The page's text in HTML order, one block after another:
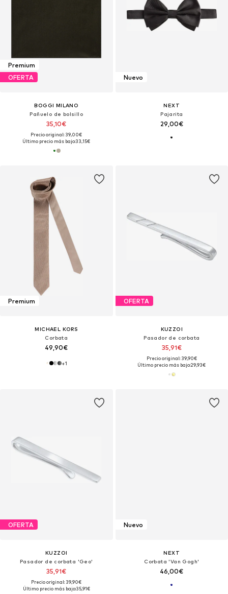
Premium
OFERTA
BOGGI MILANO
Pañuelo de bolsillo
35,10€
Precio original: 39,00€
Último precio más bajo:33,15€
Nuevo
NEXT
Pajarita
29,00€
Premium
MICHAEL KORS
Corbata
49,90€
+1
OFERTA
KUZZOI
Pasador de corbata
35,91€
Precio original: 39,90€
Último precio más bajo:29,93€
OFERTA
KUZZOI
Pasador de corbata 'Geo'
35,91€
Precio original: 39,90€
Último precio más bajo:35,91€
Nuevo
NEXT
Corbata 'Van Gogh'
46,00€